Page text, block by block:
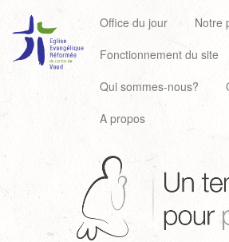
Office du jour
Notre
Fonctionnement du site
Qui sommes-nous?
A propos